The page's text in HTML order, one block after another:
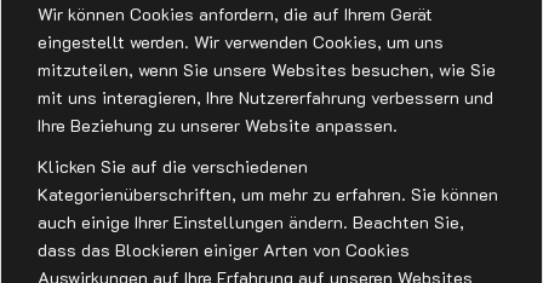
Wir können Cookies anfordern, die auf Ihrem Gerät
eingestellt werden. Wir verwenden Cookies, um uns
mitzuteilen, wenn Sie unsere Websites besuchen, wie Sie
mit uns interagieren, Ihre Nutzererfahrung verbessern und
Ihre Beziehung zu unserer Website anpassen.
Klicken Sie auf die verschiedenen
Kategorienüberschriften, um mehr zu erfahren. Sie können
auch einige Ihrer Einstellungen ändern. Beachten Sie,
dass das Blockieren einiger Arten von Cookies
Auswirkungen auf Ihre Erfahrung auf unseren Websites